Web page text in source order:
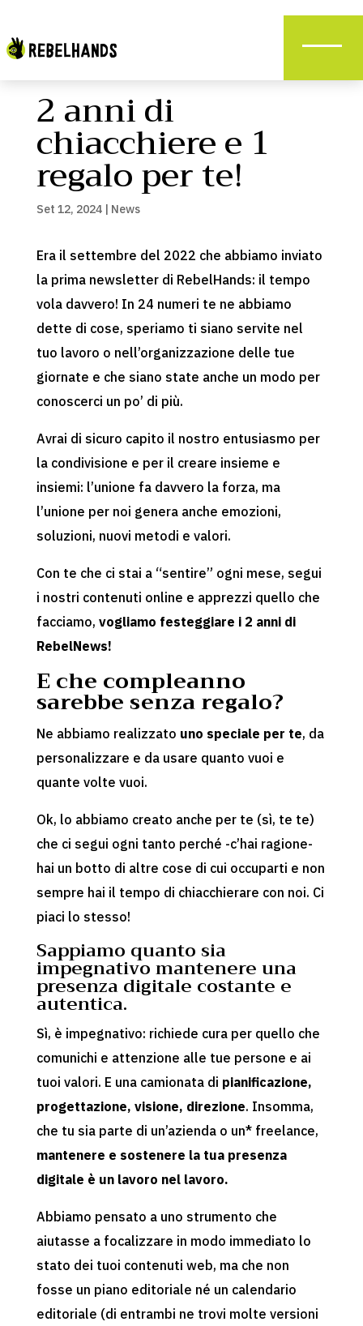
2 anni di
chiacchiere e 1
regalo per te!
Set 12, 2024| News
Era il settembre del 2022 che abbiamo inviato
la prima newsletter di RebelHands: il tempo
vola davvero! In 24 numeri te ne abbiamo
dette di cose, speriamo ti siano servite nel
tuo lavoro o nell’organizzazione delle tue
giornate e che siano state anche un modo per
conoscerci un po’ di più.
Avrai di sicuro capito il nostro entusiasmo per
la condivisione e per il creare insieme e
insiemi: l’unione fa davvero la forza, ma
l’unione per noi genera anche emozioni,
soluzioni, nuovi metodi e valori.
Con te che ci stai a “sentire” ogni mese, segui
i nostri contenuti online e apprezzi quello che
facciamo, vogliamo festeggiare i 2 anni di
RebelNews!
E che compleanno
sarebbe senza regalo?
Ne abbiamo realizzato uno speciale per te, da
personalizzare e da usare quanto vuoi e
quante volte vuoi.
Ok, lo abbiamo creato anche per te (sì, te te)
che ci segui ogni tanto perché -c’hai ragione-
hai un botto di altre cose di cui occuparti e non
sempre hai il tempo di chiacchierare con noi. Ci
piaci lo stesso!
Sappiamo quanto sia
impegnativo mantenere una
presenza digitale costante e
autentica.
Sì, è impegnativo: richiede cura per quello che
comunichi e attenzione alle tue persone e ai
tuoi valori. E una camionata di pianificazione,
progettazione, visione, direzione. Insomma,
che tu sia parte di un’azienda o un* freelance,
mantenere e sostenere la tua presenza
digitale è un lavoro nel lavoro.
Abbiamo pensato a uno strumento che
aiutasse a focalizzare in modo immediato lo
stato dei tuoi contenuti web, ma che non
fosse un piano editoriale né un calendario
editoriale (di entrambi ne trovi molte versioni